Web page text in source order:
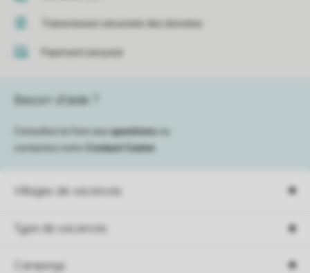
Transmission sécurisée des données
Paiement sécurisé
Villages de vacances
Type de vacances
Campings
Besoin d’aide ?
Consultez la foire aux questions
contactez notre
Contact Center